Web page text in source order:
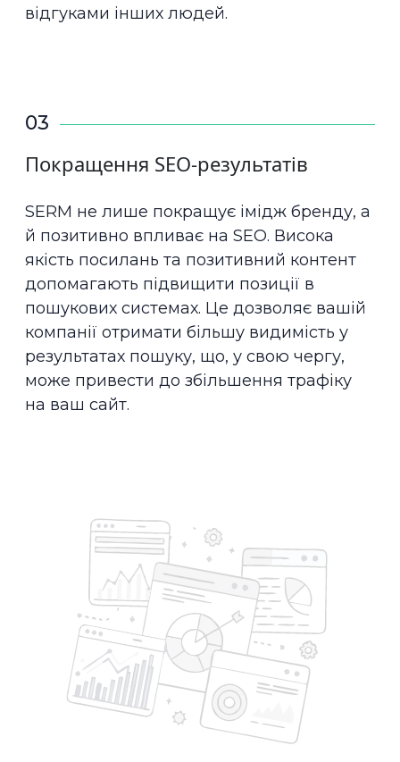
відгуками інших людей.
03
Покращення SEO-результатів
SERM не лише покращує імідж бренду, а
й позитивно впливає на SEO. Висока
якість посилань та позитивний контент
допомагають підвищити позиції в
пошукових системах. Це дозволяє вашій
компанії отримати більшу видимість у
результатах пошуку, що, у свою чергу,
може привести до збільшення трафіку
на ваш сайт.